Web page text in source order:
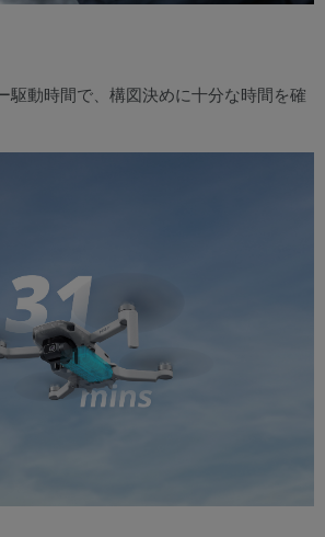
駆動時間で、構図決めに十分な時間を確